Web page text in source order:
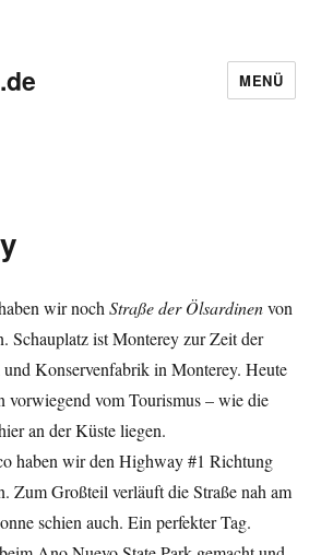
MENÜ
wir nochStraße der Ölsardinenvon
Schauplatz ist Monterey zur Zeit der
und Konservenfabrik in Monterey. Heute
vorwiegend vom Tourismus – wie die
an der Küste liegen.
haben wir den Highway #1 Richtung
Zum Großteil verläuft die Straße nah am
schien auch. Ein perfekter Tag.